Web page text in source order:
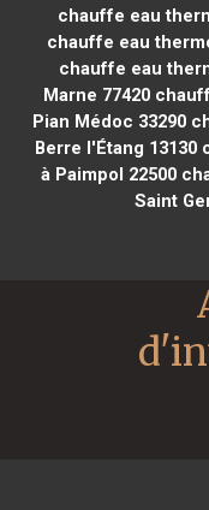
chauffe eau
chauffe eau
chauffe eau
Marne 77420
Pian Médoc 33290
Berre l'Étang 13130
à Paimpol 22500
Saint